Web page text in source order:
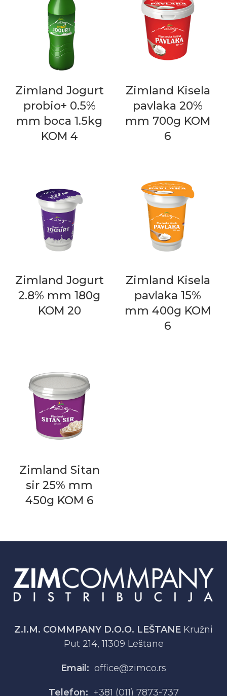
Zimland Jogurt
probio+ 0.5%
mm boca 1.5kg
KOM 4
Zimland Kisela
pavlaka 20%
mm 700g KOM
6
Zimland Jogurt
2.8% mm 180g
KOM 20
Zimland Kisela
pavlaka 15%
mm 400g KOM
6
Zimland Sitan
sir 25% mm
450g KOM 6
Z.I.M. COMMPANY D.O.O. LEŠTANE Kružni
Put 214, 11309 Leštane
Email: office@zimco.rs
Telefon: +381 (011) 7873-737